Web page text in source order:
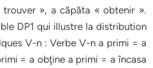
», a căpăta « obtenir ».
DP1 qui illustre la distribution
V-n : Verbe V-n a primi = a
= a obţine a primi = a încasa